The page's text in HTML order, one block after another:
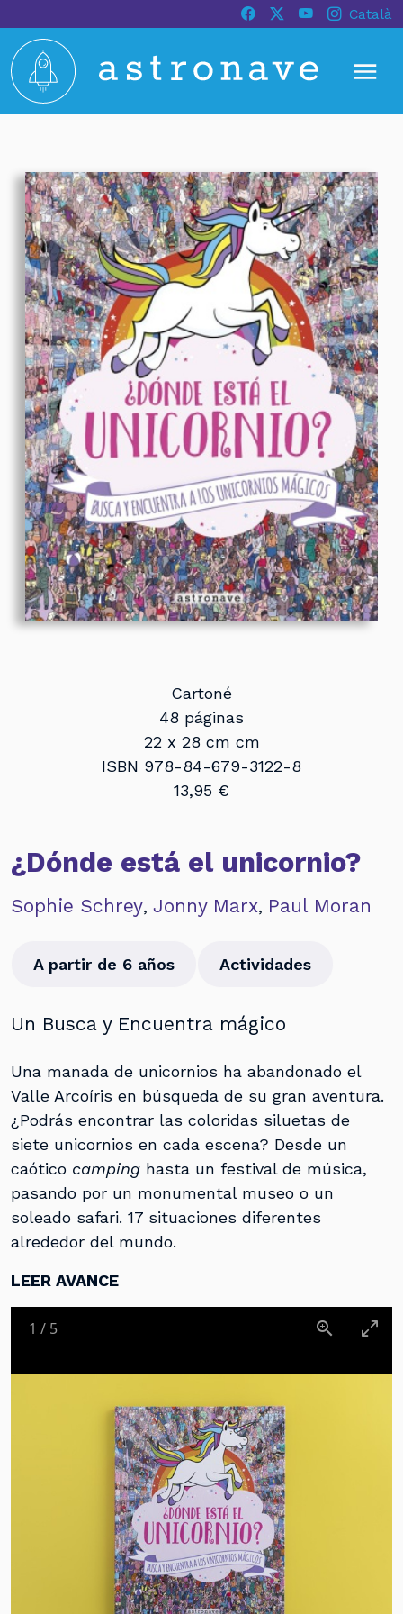
Català
Cartoné
48 páginas
22 x 28 cm cm
ISBN 978-84-679-3122-8
13,95 €
¿Dónde está el unicornio?
Sophie Schrey, Jonny Marx, Paul Moran
A partir de 6 años Actividades
Un Busca y Encuentra mágico
Una manada de unicornios ha abandonado el
Valle Arcoíris en búsqueda de su gran aventura.
¿Podrás encontrar las coloridas siluetas de
siete unicornios en cada escena? Desde un
caótico camping hasta un festival de música,
pasando por un monumental museo o un
soleado safari. 17 situaciones diferentes
alrededor del mundo.
LEER AVANCE
1 / 5